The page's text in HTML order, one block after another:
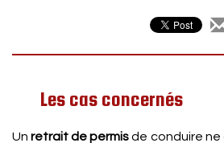
Les cas concernés
Unretrait de permisde conduire ne